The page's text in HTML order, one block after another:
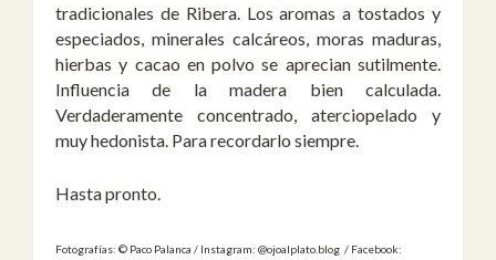
tradicionales de Ribera. Los aromas a tostados y
especiados, minerales calcáreos, moras maduras,
hierbas y cacao en polvo se aprecian sutilmente.
Influencia de la madera bien calculada.
Verdaderamente concentrado, aterciopelado y
muy hedonista. Para recordarlo siempre.
Hasta pronto.
Fotografías: © Paco Palanca / Instagram: @ojoalplato.blog / Facebook: